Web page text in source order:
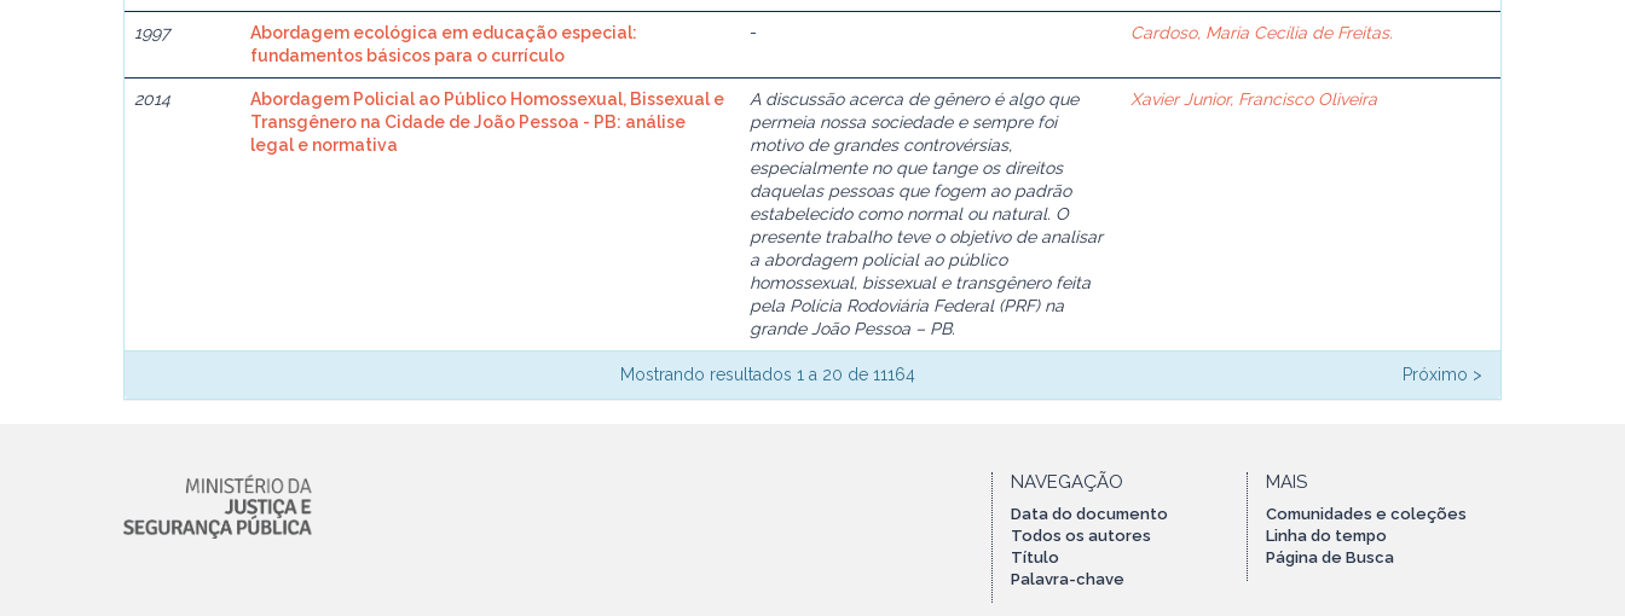
1997
Abordagem ecológica em educação especial:
fundamentos básicos para o currículo
- Cardoso, Maria Cecília de Freitas.
2014
Abordagem Policial ao Público Homossexual, Bissexual e
Transgênero na Cidade de João Pessoa - PB: análise
legal e normativa
A discussão acerca de gênero é algo que
permeia nossa sociedade e sempre foi
motivo de grandes controvérsias,
especialmente no que tange os direitos
daquelas pessoas que fogem ao padrão
estabelecido como normal ou natural. O
presente trabalho teve o objetivo de analisar
a abordagem policial ao público
homossexual, bissexual e transgênero feita
pela Polícia Rodoviária Federal (PRF) na
grande João Pessoa – PB.
Xavier Junior, Francisco Oliveira
Mostrando resultados 1 a 20 de 11164 Próximo >
NAVEGAÇÃO
Data do documento
Todos os autores
Título
Palavra-chave
MAIS
Comunidades e coleções
Linha do tempo
Página de Busca